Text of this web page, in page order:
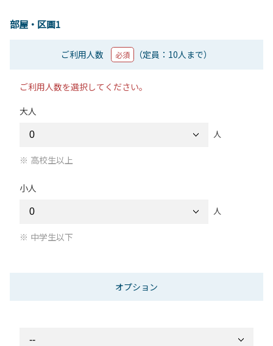
部屋・区画1
ご利用人数 必須 （定員：10人まで）
ご利用人数を選択してください。
大人
人
高校生以上
小人
人
中学生以下
オプション